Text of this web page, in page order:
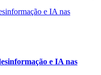
e IA nas